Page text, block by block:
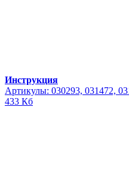
Инструкция
Артикулы: 030293, 031472,
433 Кб